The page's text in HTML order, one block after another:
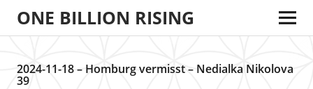
ONE BILLION RISING
2024-11-18 – Homburg vermisst – Nedialka Nikolova
39